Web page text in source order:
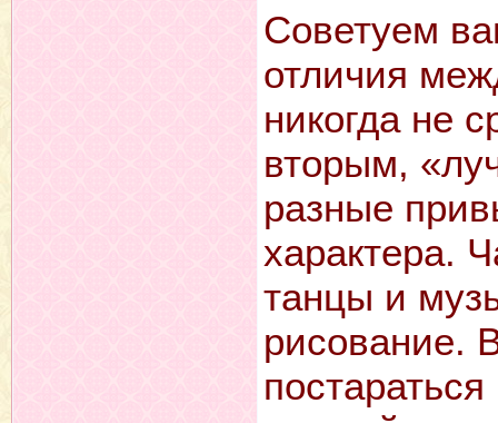
Советуем
отличия
никогда не
вторым,
разные
характера.
танцы и
рисование.